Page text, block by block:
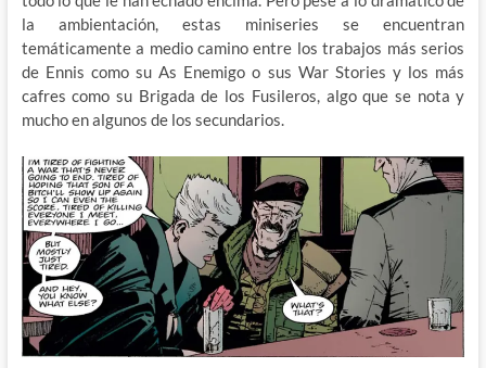
la ambientación, estas miniseries se encuentran
temáticamente a medio camino entre los trabajos más serios
de Ennis como su As Enemigo o sus War Stories y los más
cafres como su Brigada de los Fusileros, algo que se nota y
mucho en algunos de los secundarios.